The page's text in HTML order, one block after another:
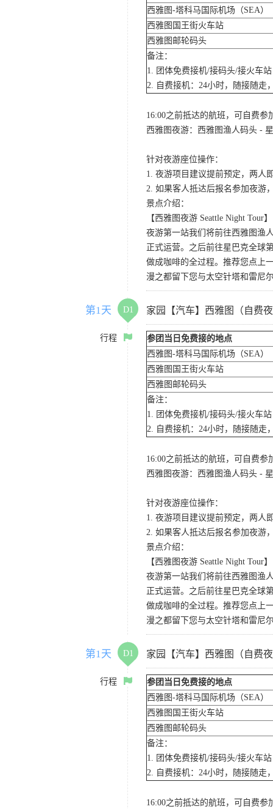
西雅图-塔科马国际机场（SEA）
西雅图国王街火车站
西雅图邮轮码头
备注：
1. 团体免费接机/接码头/接火车
2. 自费接机：24小时，随接随走
16:00之前抵达的航班，可自费参
西雅图夜游：西雅图渔人码头 -
针对夜游座位操作：
1. 夜游项目建议提前预定，两人
2. 如果客人抵达后报名参加夜游
景点介绍：
【西雅图夜游 Seattle Night Tour】
夜游第一站我们将前往西雅图渔
正式运营。之后前往星巴克全球
做成咖啡的全过程。推荐您点上
漫之都留下您与太空针塔和雷尼
第1天 D1 家园【汽车】西雅图（自费
行程
参团当日免费接的地点
西雅图-塔科马国际机场（SEA）
西雅图国王街火车站
西雅图邮轮码头
备注：
1. 团体免费接机/接码头/接火车
2. 自费接机：24小时，随接随走
16:00之前抵达的航班，可自费参
西雅图夜游：西雅图渔人码头 -
针对夜游座位操作：
1. 夜游项目建议提前预定，两人
2. 如果客人抵达后报名参加夜游
景点介绍：
【西雅图夜游 Seattle Night Tour】
夜游第一站我们将前往西雅图渔
正式运营。之后前往星巴克全球
做成咖啡的全过程。推荐您点上
漫之都留下您与太空针塔和雷尼
第1天 D1 家园【汽车】西雅图（自费
行程
参团当日免费接的地点
西雅图-塔科马国际机场（SEA）
西雅图国王街火车站
西雅图邮轮码头
备注：
1. 团体免费接机/接码头/接火车
2. 自费接机：24小时，随接随走
16:00之前抵达的航班，可自费参